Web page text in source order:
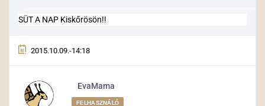
SÜT A NAP Kiskőrösön!!
2015.10.09.-14:18
EvaMama
FELHASZNÁLÓ